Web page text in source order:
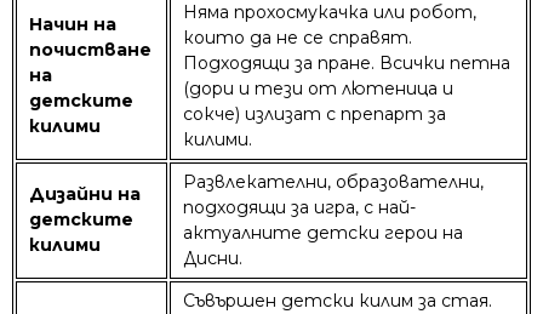
Начин на
почистване
на
детските
килими
Няма прохосмукачка или робот,
които да не се справят.
Подходящи за пране. Всички петна
(дори и тези от лютеница и
сокче) излизат с препарт за
килими.
Дизайни на
детските
килими
Развлекателни, образователни,
подходящи за игра, с най-
актуалните детски герои на
Дисни.
Съвършен детски килим за стая.